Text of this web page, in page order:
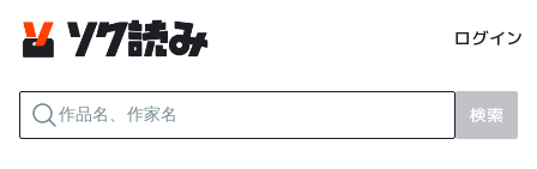
ログイン
検索